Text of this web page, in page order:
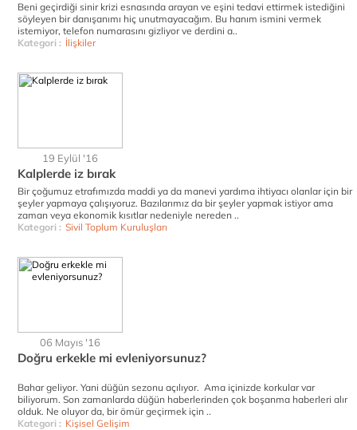
Beni geçirdiği sinir krizi esnasında arayan ve eşini tedavi ettirmek istediğini
söyleyen bir danışanımı hiç unutmayacağım. Bu hanım ismini vermek
istemiyor, telefon numarasını gizliyor ve derdini a..
Kategori : İlişkiler
19 Eylül '16
Kalplerde iz bırak
Bir çoğumuz etrafımızda maddi ya da manevi yardıma ihtiyacı olanlar için bir
şeyler yapmaya çalışıyoruz. Bazılarımız da bir şeyler yapmak istiyor ama
zaman veya ekonomik kısıtlar nedeniyle nereden ..
Kategori : Sivil Toplum Kuruluşları
06 Mayıs '16
Doğru erkekle mi evleniyorsunuz?
Bahar geliyor. Yani düğün sezonu açılıyor. Ama içinizde korkular var
biliyorum. Son zamanlarda düğün haberlerinden çok boşanma haberleri alır
olduk. Ne oluyor da, bir ömür geçirmek için ..
Kategori : Kişisel Gelişim